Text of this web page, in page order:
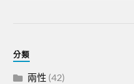
分類
兩性 (42)